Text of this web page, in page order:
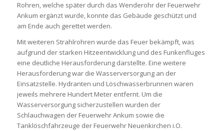
Rohren, welche später durch das Wenderohr der Feuerwehr
Ankum ergänzt wurde, konnte das Gebäude geschützt und
am Ende auch gerettet werden.
Mit weiteren Strahlrohren wurde das Feuer bekämpft, was
aufgrund der starken Hitzeentwicklung und des Funkenfluges
eine deutliche Herausforderung darstellte. Eine weitere
Herausforderung war die Wasserversorgung an der
Einsatzstelle. Hydranten und Löschwasserbrunnen waren
jeweils mehrere Hundert Meter entfernt. Um die
Wasserversorgung sicherzustellen wurden der
Schlauchwagen der Feuerwehr Ankum sowie die
Tanklöschfahrzeuge der Feuerwehr Neuenkirchen i.O.